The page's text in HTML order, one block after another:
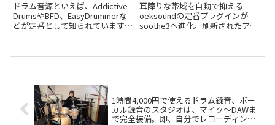
Drumsシリーズ
ドラム音源といえば、Addictive
DrumsやBFD、EasyDrummerな
どが定番として知られています
人も多いのではないでしょうか。
に、誰でも簡単に使える
oeksound soothe3
耳障りな帯域を自動で抑える
oeksoundの定番プラグインが
soothe3へ進化。刷新されたアル
ドなどの新機能を実際に試してレ
1時間4,000円で使えるドラム録音、ボー
カル録音のスタジオは、マイク～DAWま
で完全装備。即、自分でレコーディング